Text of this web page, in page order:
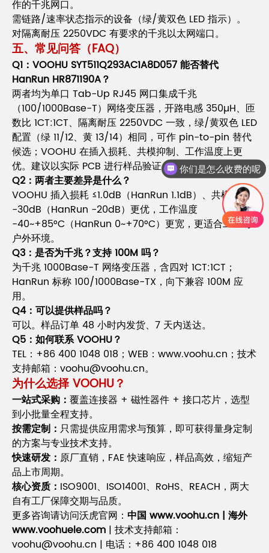
作的千兆网口。
需链路/速率状态指示的设备（绿/黄双色 LED 指示）。
对隔离耐压 2250VDC 有要求的千兆以太网端口。
五、常见问答（FAQ）
Q1：VOOHU SYT511Q293AC1A8D057 能否替代
HanRun HR871190A？
两者均为单口 Tab-Up RJ45 网口集成千兆
（100/1000Base-T）网络变压器，开路电感 350µH、匝
数比 1CT:1CT、隔离耐压 2250VDC 一致，绿/黄双色 LED
配置（绿 11/12、黄 13/14）相同，可作 pin-to-pin 替代
候选；VOOHU 在插入损耗、共模抑制、工作温度上更
优。建议以实际 PCB 进行样品验证。
Q2：两者主要差异是什么？
VOOHU 插入损耗 ≤1.0dB（HanRun 1.1dB）、共模抑制
-30dB（HanRun -20dB）更优，工作温度
-40~+85°C（HanRun 0~+70°C）更宽，更适合工业与
户外环境。
Q3：是否为千兆？支持 100M 吗？
为千兆 1000Base-T 网络变压器，含四对 1CT:1CT；
HanRun 标称 100/1000Base-TX，向下兼容 100M 应
用。
Q4：可以提供样品吗？
可以。样品订单 48 小时内发货、7 天内送达。
Q5：如何联系 VOOHU？
TEL：+86 400 1048 018；WEB：www.voohu.cn；技术
支持邮箱：voohu@voohu.cn。
为什么选择 VOOHU？
一站式采购： 覆盖连接器 + 磁性器件 + 接口芯片，选型
到小批量全程支持。
按需定制： 只需提供应用需求与预算，即可获得量身定制
的方案与专业技术支持。
快速研发： 原厂直销，FAE 快速响应，样品高效，缩短产
品上市周期。
核心资质： ISO9001、ISO14001、RoHS、REACH，两大
自有工厂保障交期与品质。
更多咨询请访问沃虎官网： 中国 www.voohu.cn | 海外
www.voohuele.com | 技术支持邮箱：
voohu@voohu.cn | 电话：+86 400 1048 018
你们是怎么收费的呢